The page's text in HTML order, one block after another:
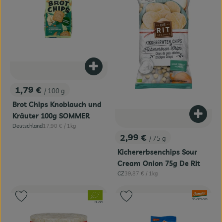
, Preis:
1,79 € / 100 g
Brot Chips Knoblauch und
Kräuter 100g SOMMER
, Herkunft:
Deutschland, Referenzpreis:
17,90 € / 1kg
Produkt zum Warenkorb hinzufügen
, Preis:
2,99 € / 75 g
Kichererbsenchips Sour
Cream Onion 75g De Rit
, Herkunft:
CZ, Referenzpreis:
39,87 € / 1kg
, Verband:
, Kontrollstelle:
NL-BIO
Produkt zu Favouriten hinzufügen
, Verband:
, Kontrollstelle:
DE-ÖKO-006
Produkt zu Favouriten hinzufügen